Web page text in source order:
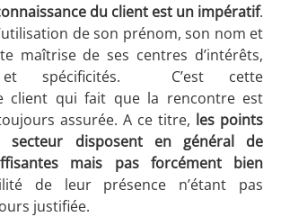
du client est un impératif.
de son prénom, son nom et
maîtrise de ses centres d’intérêts,
et spécificités. C’est cette
client qui fait que la rencontre est
assurée. A ce titre, les points
secteur disposent en général de
mais pas forcément bien
de leur présence n’étant pas
justifiée.